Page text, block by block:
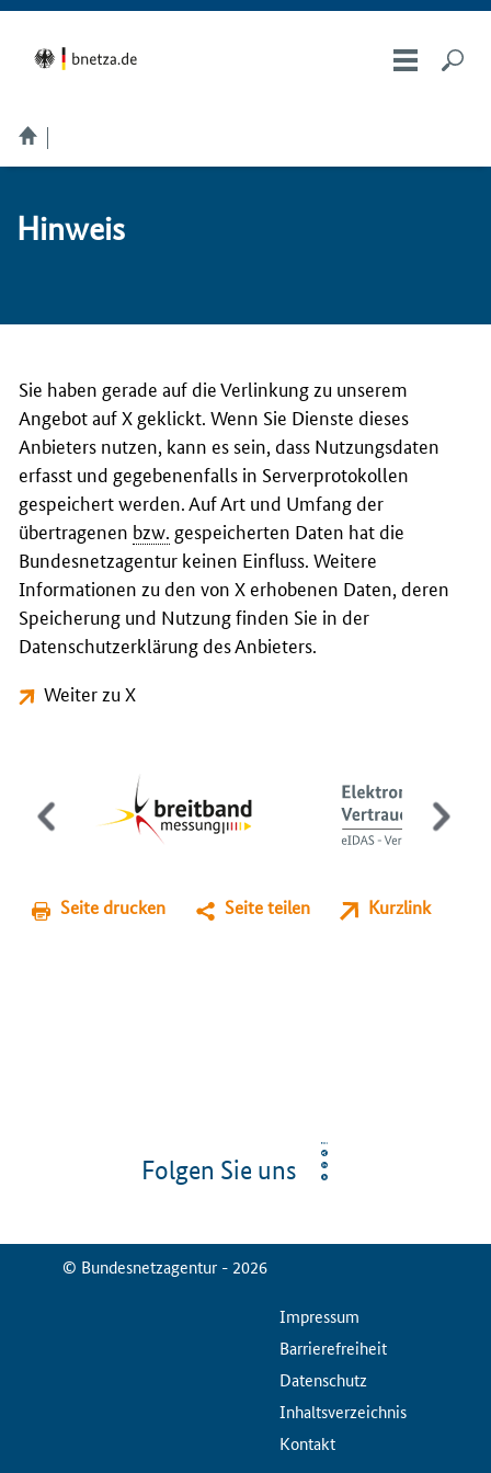
Hin­weis
Sie haben gerade auf die Verlinkung zu unserem
Angebot auf X geklickt. Wenn Sie Dienste dieses
Anbieters nutzen, kann es sein, dass Nutzungsdaten
erfasst und gegebenenfalls in Serverprotokollen
gespeichert werden. Auf Art und Umfang der
übertragenen bzw. gespeicherten Daten hat die
Bundesnetzagentur keinen Einfluss. Weitere
Informationen zu den von X erhobenen Daten, deren
Speicherung und Nutzung finden Sie in der
Datenschutzerklärung des Anbieters.
Weiter zu X
Seite drucken Seite teilen Kurzlink
Folgen Sie uns
© Bundesnetzagentur - 2026
ServiceMenuImpressum
Barrierefreiheit
Datenschutz
Inhaltsverzeichnis
Kontakt